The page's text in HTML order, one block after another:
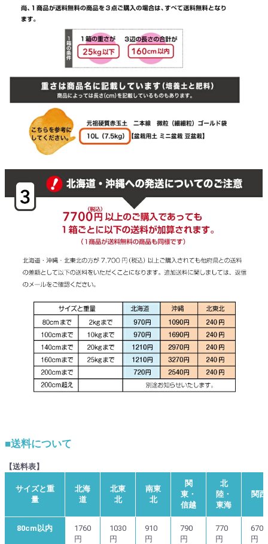
■送料について
【送料表】
サイズと重
量
北海
道
北東
北
南東
北
関
東・
信越
北
陸・
東海
関西
80cm以内
1760
円
1030
円
910
円
790
円
770
円
670
円